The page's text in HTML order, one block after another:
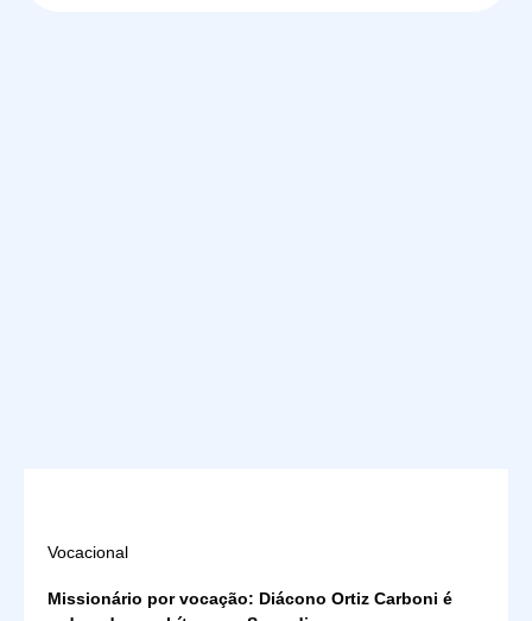
Vocacional
Missionário por vocação: Diácono Ortiz Carboni é